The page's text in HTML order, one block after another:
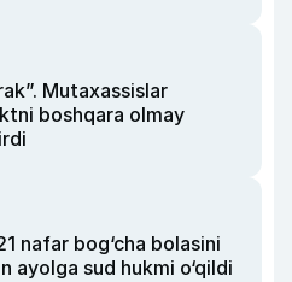
Mutaxassislar
boshqara olmay
nafar bog‘cha bolasini
ayolga sud hukmi o‘qildi